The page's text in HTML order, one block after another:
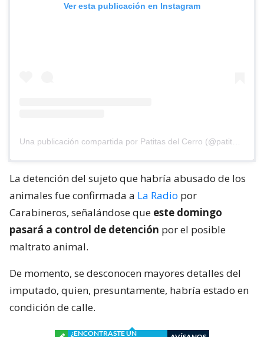
Ver esta publicación en Instagram
La detención del sujeto que habría abusado de los
animales fue confirmada a La Radio por
Carabineros, señalándose que este domingo
pasará a control de detención por el posible
maltrato animal.
De momento, se desconocen mayores detalles del
imputado, quien, presuntamente, habría estado en
condición de calle.
¿ENCONTRASTE UN